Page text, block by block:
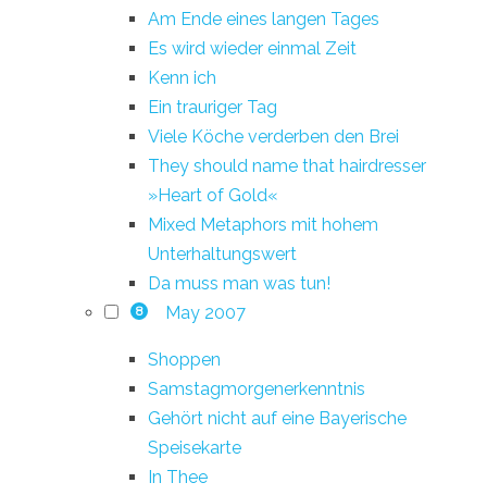
Am Ende eines langen Tages
Es wird wieder einmal Zeit
Kenn ich
Ein trauriger Tag
Viele Köche verderben den Brei
They should name that hairdresser
»Heart of Gold«
Mixed Metaphors mit hohem
Unterhaltungswert
Da muss man was tun!
8 May 2007
Shoppen
Samstagmorgenerkenntnis
Gehört nicht auf eine Bayerische
Speisekarte
In Thee